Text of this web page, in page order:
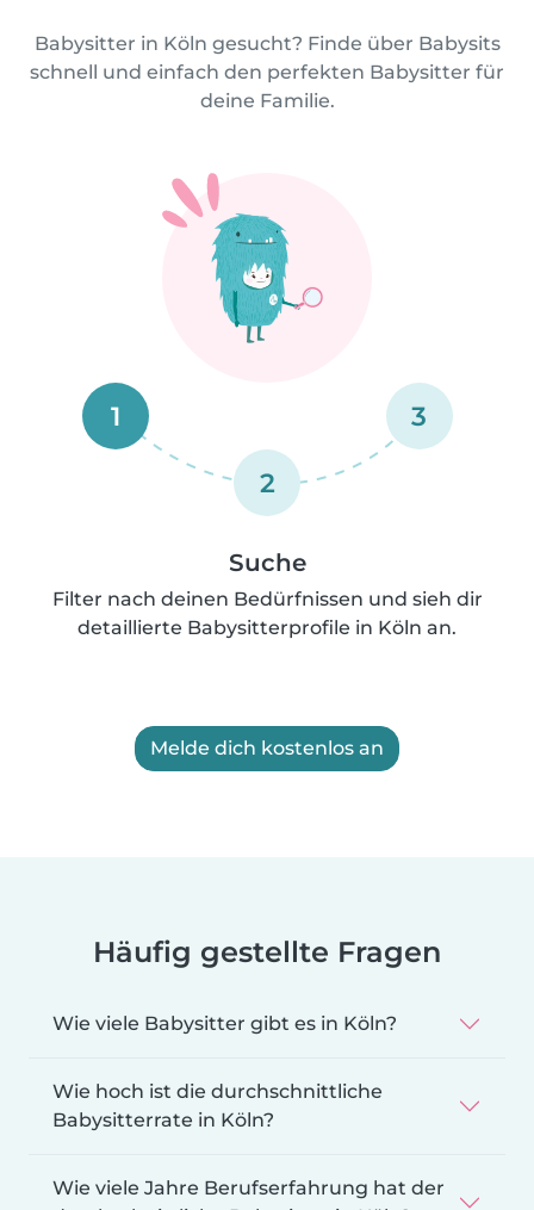
Babysitter in Köln gesucht? Finde über Babysits
schnell und einfach den perfekten Babysitter für
deine Familie.
1
2
3
Suche
Filter nach deinen Bedürfnissen und sieh dir
detaillierte Babysitterprofile in Köln an.
Melde dich kostenlos an
Häufig gestellte Fragen
Wie viele Babysitter gibt es in Köln?
Wie hoch ist die durchschnittliche
Babysitterrate in Köln?
Wie viele Jahre Berufserfahrung hat der